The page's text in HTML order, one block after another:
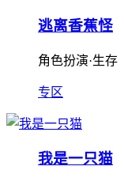
逃离香蕉怪
角色扮演·生存
专区
我是一只猫